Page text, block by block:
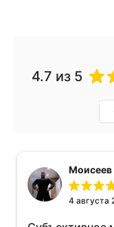
4.7 из 5
Моисеев
4 августа